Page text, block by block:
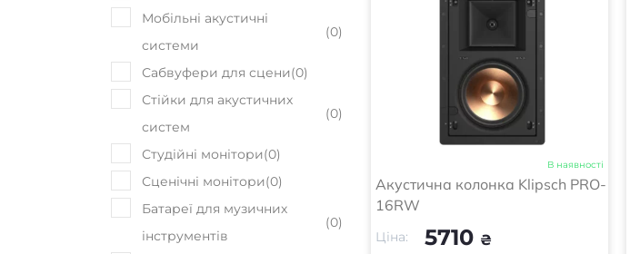
Мобільні акустичні
системи
(0)
Сабвуфери для сцени(0)
Стійки для акустичних
систем
(0)
Студійні монітори(0)
Сценічні монітори(0)
Батареї для музичних
інструментів
(0)
В наявності
Акустична колонка Klipsch PRO-
16RW
Ціна: 5710 ₴